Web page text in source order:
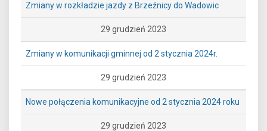
Zmiany w rozkładzie jazdy z Brzeźnicy do Wadowic
29 grudzień 2023
Zmiany w komunikacji gminnej od 2 stycznia 2024r.
29 grudzień 2023
Nowe połączenia komunikacyjne od 2 stycznia 2024 roku
29 grudzień 2023